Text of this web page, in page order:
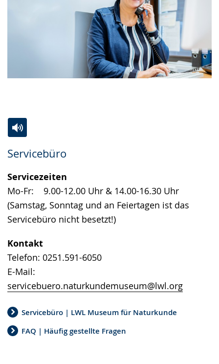
Servicebüro
Leichten
Sprache
wechseln.
Audio-
Unterstützung.
Video
in
Deutscher
Gebärdensprache
wird
Servicezeiten
Mo-Fr: 9.00-12.00 Uhr & 14.00-16.30 Uhr
(Samstag, Sonntag und an Feiertagen ist das
Servicebüro nicht besetzt!)
Kontakt
Telefon: 0251.591-6050
E-Mail:
servicebuero.naturkundemuseum@lwl.org
Servicebüro | LWL Museum für Naturkunde
FAQ | Häufig gestellte Fragen